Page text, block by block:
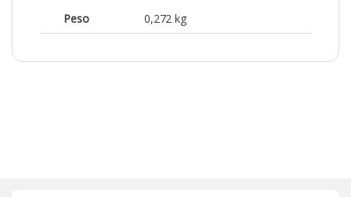
Peso 0,272 kg